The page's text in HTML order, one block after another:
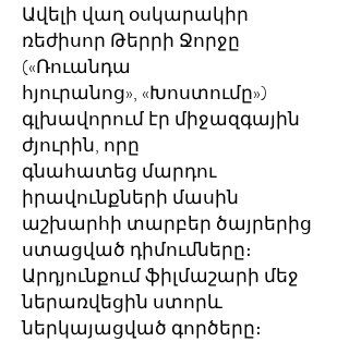
Ավելի վաղ օսկարակիր
ռեժիսոր Թերրի Ջորջը
(«Ռուանդա
հյուրանոց», «Խոստումը»)
գլխավորում էր միջազգային
ժյուրին, որը
գնահատեց մարդու
իրավունքների մասին
աշխարհի տարբեր ծայրերից
ստացված դիմումները։
Արդյունքում ֆիլմաշարի մեջ
ներառվեցին ստորև
ներկայացված գործերը։